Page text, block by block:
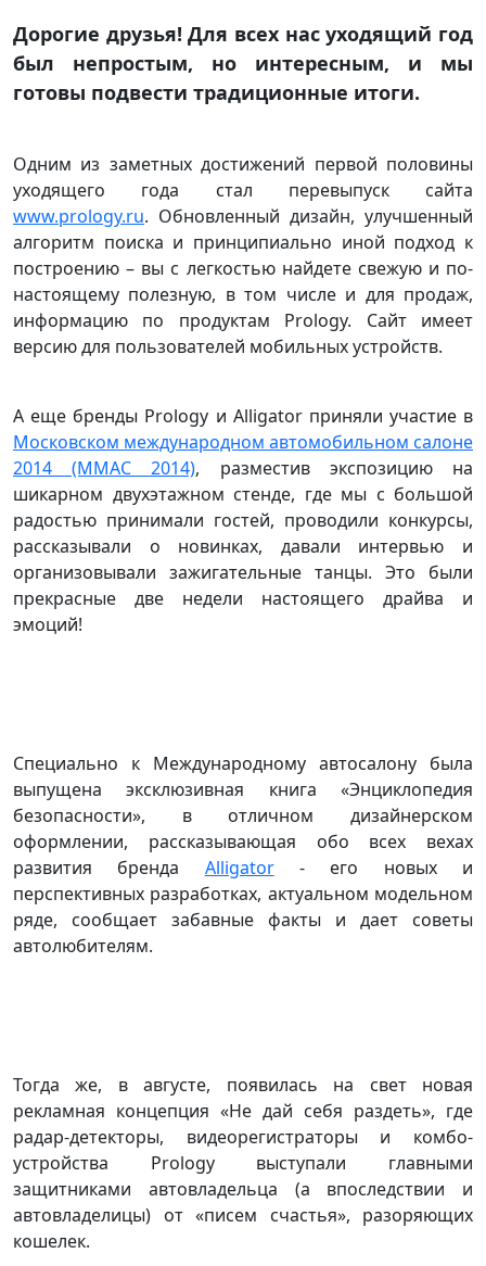
Дорогие друзья! Для всех нас уходящий год
был непростым, но интересным, и мы
готовы подвести традиционные итоги.
Одним из заметных достижений первой половины
уходящего года стал перевыпуск сайта
www.prology.ru. Обновленный дизайн, улучшенный
алгоритм поиска и принципиально иной подход к
построению – вы с легкостью найдете свежую и по-
настоящему полезную, в том числе и для продаж,
информацию по продуктам Prology. Сайт имеет
версию для пользователей мобильных устройств.
А еще бренды Prology и Alligator приняли участие в
Московском международном автомобильном салоне
2014 (ММАС 2014), разместив экспозицию на
шикарном двухэтажном стенде, где мы с большой
радостью принимали гостей, проводили конкурсы,
рассказывали о новинках, давали интервью и
организовывали зажигательные танцы. Это были
прекрасные две недели настоящего драйва и
эмоций!
Специально к Международному автосалону была
выпущена эксклюзивная книга «Энциклопедия
безопасности», в отличном дизайнерском
оформлении, рассказывающая обо всех вехах
развития бренда Alligator- его новых и
перспективных разработках, актуальном модельном
ряде, сообщает забавные факты и дает советы
автолюбителям.
Тогда же, в августе, появилась на свет новая
рекламная концепция «Не дай себя раздеть», где
радар-детекторы, видеорегистраторы и комбо-
устройства Prology выступали главными
защитниками автовладельца (а впоследствии и
автовладелицы) от «писем счастья», разоряющих
кошелек.